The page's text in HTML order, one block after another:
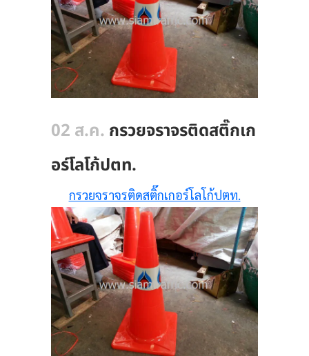
02 ส.ค. กรวยจราจรติดสติ๊กเก
อร์โลโก้ปตท.
กรวยจราจรติดสติ๊กเกอร์โลโก้ปตท.